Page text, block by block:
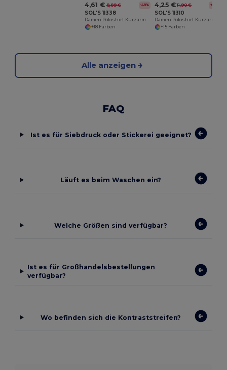
4,61 € 8,89 € -48%
SOL'S 11338
+18 Farben
4,25 € 11,90 € -64%
SOL'S 11310
+15 Farben
Alle anzeigen
FAQ
Ist es für Siebdruck oder Stickerei geeignet?
Läuft es beim Waschen ein?
Welche Größen sind verfügbar?
Ist es für Großhandelsbestellungen
verfügbar?
Wo befinden sich die Kontraststreifen?